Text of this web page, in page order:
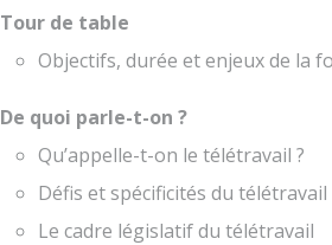
Tour de table
Objectifs, durée et enjeux de la
De quoi parle-t-on ?
Qu’appelle-t-on le télétravail ?
Défis et spécificités du télétravail
Le cadre législatif du télétravail